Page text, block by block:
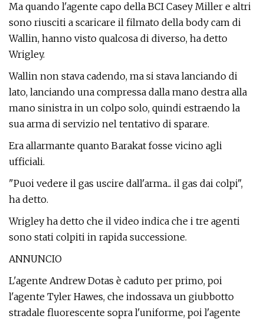
Ma quando l'agente capo della BCI Casey Miller e altri
sono riusciti a scaricare il filmato della body cam di
Wallin, hanno visto qualcosa di diverso, ha detto
Wrigley.
Wallin non stava cadendo, ma si stava lanciando di
lato, lanciando una compressa dalla mano destra alla
mano sinistra in un colpo solo, quindi estraendo la
sua arma di servizio nel tentativo di sparare.
Era allarmante quanto Barakat fosse vicino agli
ufficiali.
"Puoi vedere il gas uscire dall'arma... il gas dai colpi",
ha detto.
Wrigley ha detto che il video indica che i tre agenti
sono stati colpiti in rapida successione.
ANNUNCIO
L'agente Andrew Dotas è caduto per primo, poi
l'agente Tyler Hawes, che indossava un giubbotto
stradale fluorescente sopra l'uniforme, poi l'agente